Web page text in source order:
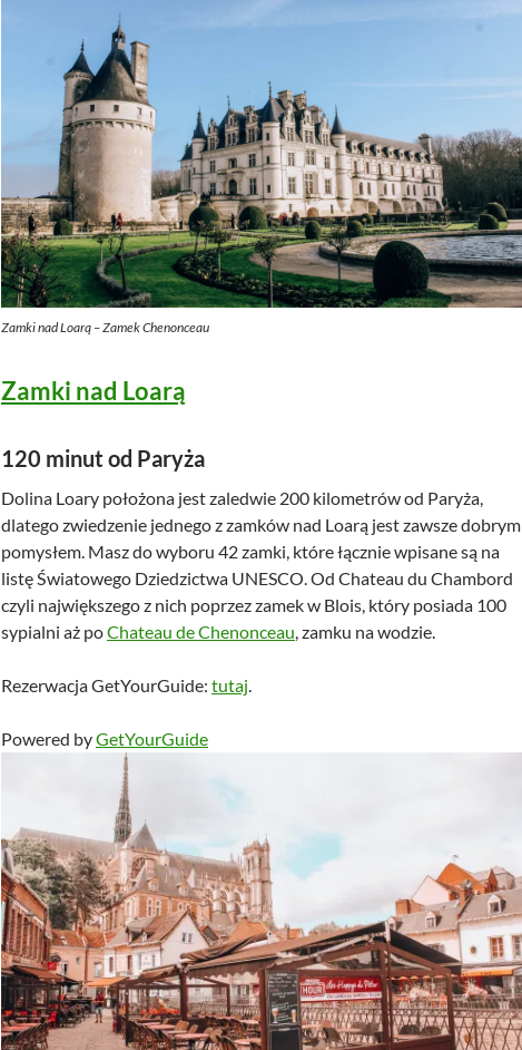
Zamki nad Loarą – Zamek Chenonceau
Zamki nad Loarą
120 minut od Paryża
Dolina Loary położona jest zaledwie 200 kilometrów od Paryża,
dlatego zwiedzenie jednego z zamków nad Loarą jest zawsze dobrym
pomysłem. Masz do wyboru 42 zamki, które łącznie wpisane są na
listę Światowego Dziedzictwa UNESCO. Od Chateau du Chambord
czyli największego z nich poprzez zamek w Blois, który posiada 100
sypialni aż poChateau de Chenonceau, zamku na wodzie.
Rezerwacja GetYourGuide: tutaj.
Powered byGetYourGuide